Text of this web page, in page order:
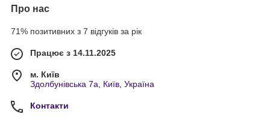
Про нас
71% позитивних з 7 відгуків за рік
Працює з 14.11.2025
м. Київ
Здолбунівська 7а, Київ, Україна
Контакти